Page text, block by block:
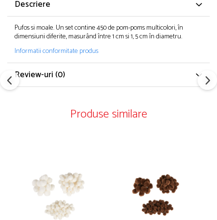
Descriere
Pufos si moale. Un set contine 450 de pom-poms multicolori, în
dimensiuni diferite, masurând între 1 cm si 1, 5 cm în diametru.
Informatii conformitate produs
Review-uri (0)
Produse similare